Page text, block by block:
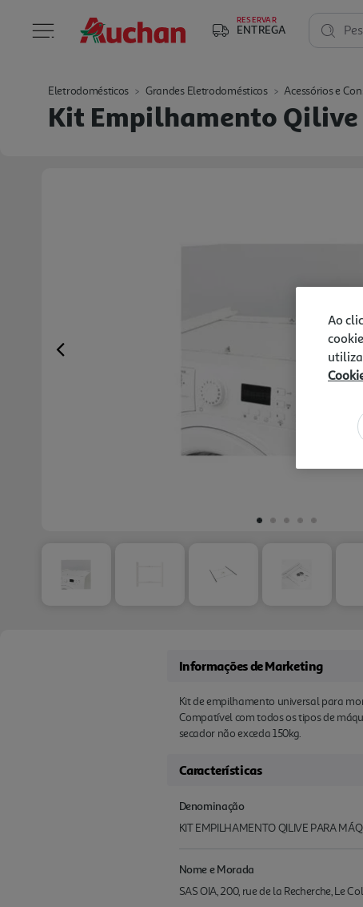
RESERVAR
ENTREGA
Eletrodomésticos Grandes Eletrodomésticos Acessórios e
Kit Empilhamento Qilive
Previous
Informações de Marketing
Kit de empilhamento universal para
Compatível com todos os tipos de
secador não exceda 150kg.
Características
Denominação
KIT EMPILHAMENTO QILIVE PARA
Nome e Morada
SAS OIA, 200, rue de la Recherche, Le
Ao